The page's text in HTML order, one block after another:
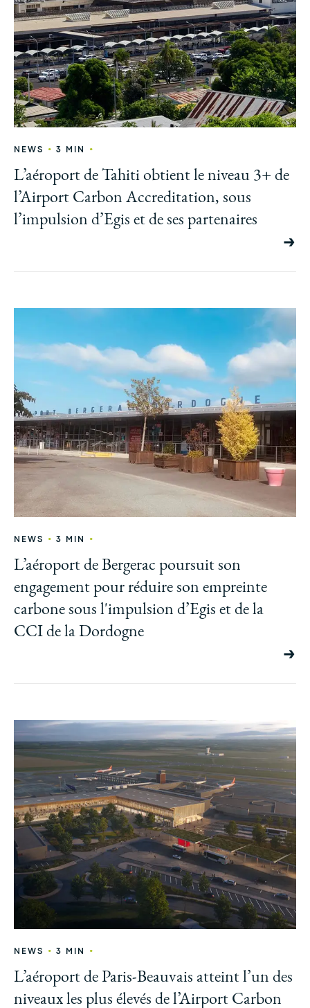
NEWS • 3 MIN •
L’aéroport de Tahiti obtient le niveau 3+ de
l’Airport Carbon Accreditation, sous
l’impulsion d’Egis et de ses partenaires
NEWS • 3 MIN •
L’aéroport de Bergerac poursuit son
engagement pour réduire son empreinte
carbone sous l'impulsion d’Egis et de la
CCI de la Dordogne
NEWS • 3 MIN •
L’aéroport de Paris-Beauvais atteint l’un des
niveaux les plus élevés de l’Airport Carbon